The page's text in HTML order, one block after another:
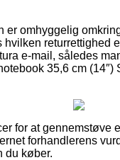
omhyggelig
returrettighed
e-mail, således
35,6 cm
for at gennemstøve
forhandlerens
du køber.